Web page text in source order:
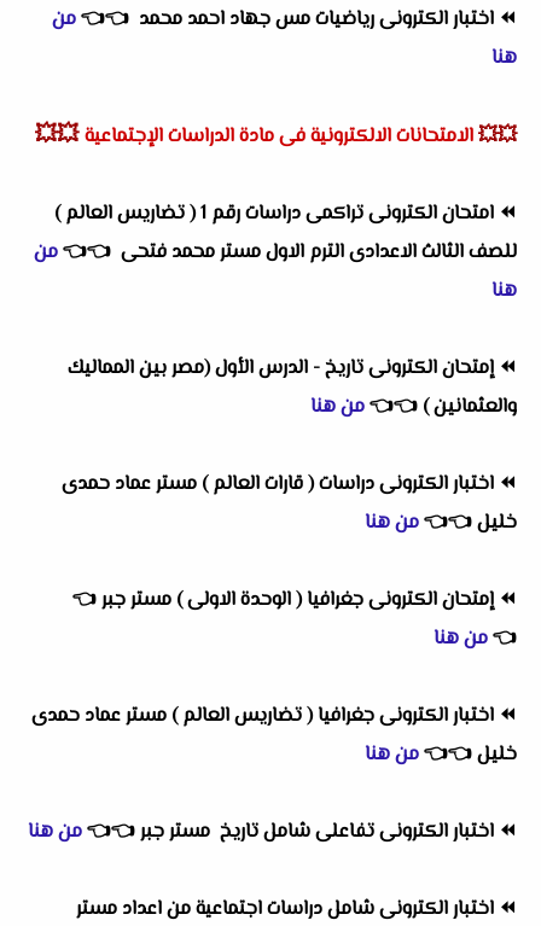
⏪ اختبار الكترونى رياضيات مس جهاد احمد محمد 👈
👈من
هنا
💥💥الامتحانات الالكترونية فى مادة الدراسات الإجتماعية 💥💥
⏪
امتحان الكترونى تراكمى دراسات رقم 1 ( تضاريس العالم )
للصف الثالث الاعدادى الترم الاول مستر محمد فتحى 👈
👈من
هنا
⏪إمتحان الكترونى تاريخ - الدرس الأول (مصر بين المماليك
والعثمانين ) 👈
👈من هنا
⏪ اختبار الكترونى دراسات ( قارات العالم ) مستر عماد حمدى
خليل👈
👈من هنا
⏪إمتحان الكترونى جغرافيا ( الوحدة الاولى ) مستر جبر👈
👈من هنا
⏪ اختبار الكترونى جغرافيا ( تضاريس العالم ) مستر عماد حمدى
خليل👈
👈من هنا
⏪ اختبار الكترونى تفاعلى شامل تاريخ مستر جبر👈
👈من هنا
⏪ اختبار الكترونى شامل دراسات اجتماعية من اعداد مستر